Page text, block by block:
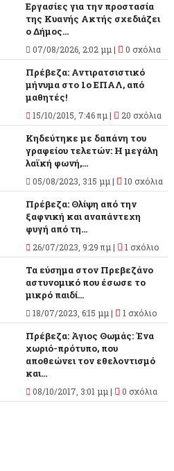
Εργασίες για την προστασία
της Κυανής Ακτής σχεδιάζει
ο Δήμος...
07/08/2026, 2:02 μμ | 0 σχόλια
Πρέβεζα: Αντιρατσιστικό
μήνυμα στο 1ο ΕΠΑΛ, από
μαθητές!
15/10/2015, 7:46 πμ | 20 σχόλια
Κηδεύτηκε με δαπάνη του
γραφείου τελετών: Η μεγάλη
λαϊκή φωνή,...
05/08/2023, 3:15 μμ | 10 σχόλια
Πρέβεζα: Θλίψη από την
ξαφνική και αναπάντεχη
φυγή από τη...
26/07/2023, 9:29 πμ | 1 σχόλιο
Τα εύσημα στον Πρεβεζάνο
αστυνομικό που έσωσε το
μικρό παιδί...
18/07/2023, 6:15 μμ | 1 σχόλιο
Πρέβεζα: Άγιος Θωμάς: Ένα
χωριό-πρότυπο, που
αποθεώνει τον εθελοντισμό
και...
08/10/2017, 3:01 μμ | 0 σχόλια